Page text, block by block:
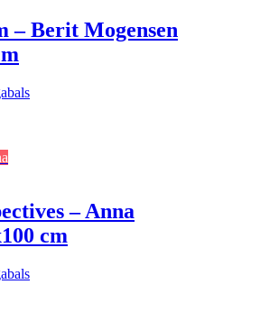
– Berit Mogensen
– Anna
cm